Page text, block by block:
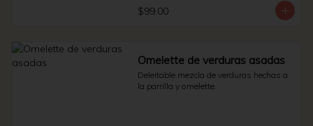
$99.00
Omelette de verduras asadas
Deleitable mezcla de verduras hechas a
la parrilla y omelette.